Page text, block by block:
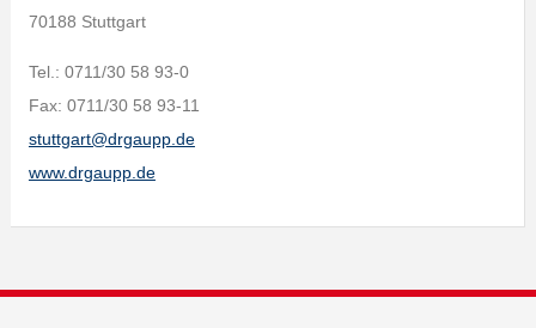
70188 Stuttgart
Tel.: 0711/30 58 93-0
Fax: 0711/30 58 93-11
stuttgart@drgaupp.de
www.drgaupp.de